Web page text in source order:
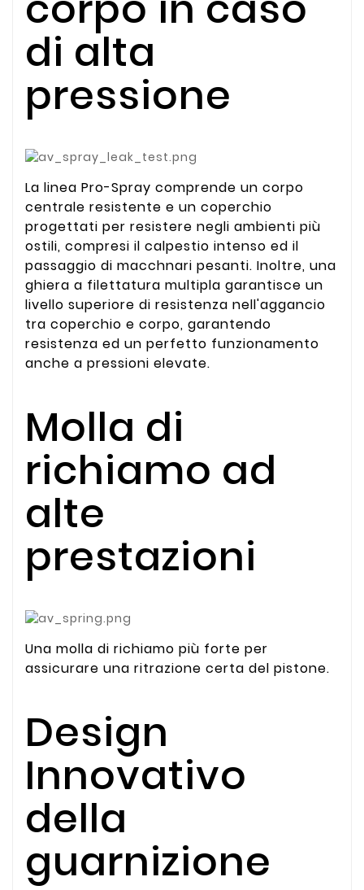
di alta
pressione
La linea Pro-Spray comprende un corpo
centrale resistente e un coperchio
progettati per resistere negli ambienti più
ostili, compresi il calpestio intenso ed il
passaggio di macchnari pesanti. Inoltre, una
ghiera a filettatura multipla garantisce un
livello superiore di resistenza nell'aggancio
tra coperchio e corpo, garantendo
resistenza ed un perfetto funzionamento
anche a pressioni elevate.
Molla di
richiamo ad
alte
prestazioni
Una molla di richiamo più forte per
assicurare una ritrazione certa del pistone.
Design
Innovativo
della
guarnizione